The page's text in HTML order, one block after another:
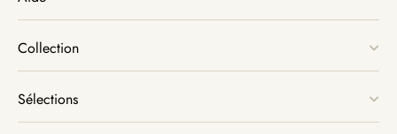
Collection
Sélections